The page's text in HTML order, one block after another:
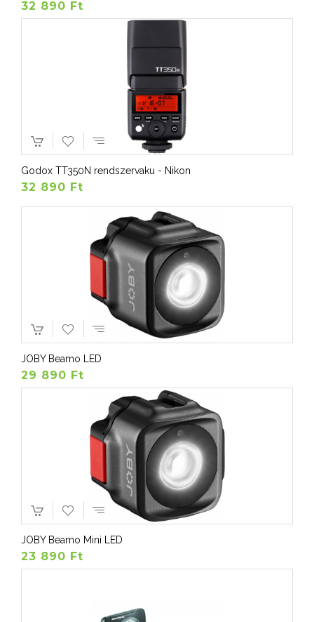
32 890 Ft
Godox TT350N rendszervaku - Nikon
32 890 Ft
JOBY Beamo LED
29 890 Ft
JOBY Beamo Mini LED
23 890 Ft